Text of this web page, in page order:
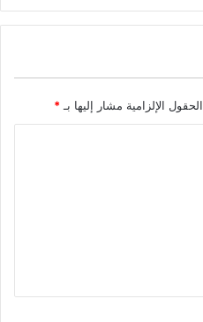
الحقول الإلزامية مشار إليها بـ *